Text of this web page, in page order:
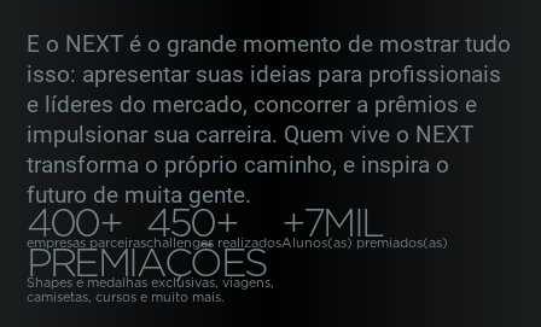
E o NEXT é o grande momento de mostrar tudo
isso: apresentar suas ideias para profissionais
e líderes do mercado, concorrer a prêmios e
impulsionar sua carreira. Quem vive o NEXT
transforma o próprio caminho, e inspira o
futuro de muita gente.
400+
empresas parceiras +7MIL
Alunos(as) premiados(as)
450+
challenges realizados
PREMIAÇÕES
Shapes e medalhas exclusivas, viagens,
camisetas, cursos e muito mais.